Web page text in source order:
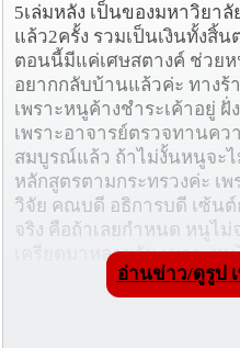
5เล่มหลัง เป็นของมหาวิยา
แล้ว2ครั้ง รวมเป็นเงินทั้งสิ้
ตอนนี้มีแค่เศษสตางค์ ช่วย
อยากกลับบ้านแล้วค่ะ ทางร้
เพราะหนูค้างชำระเค้าอยู่ ฝั่
เพราะอาจารย์ตรวจทานค
สมบูรณ์แล้ว ถ้าไม่งั้นหนูจะ
หลักสูตรตามกระทรวงค่ะ เพ
วิจัย คณบดี อธิการบดี เซ้น
จริง คือถ้าเลยกำหนด หนูไ
เครียดมาหลายวัน เพราะห
มากกับอนาคตชีวิตหนู หนูไ
ที่ไหน ร้านค้าที่เคยทำงาน
อ่านข่าว/ดูรูป